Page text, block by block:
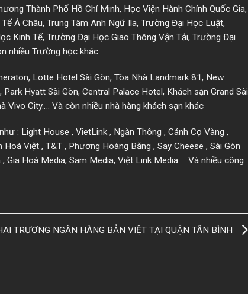
Thành Phố Hồ Chí Minh, Học Viện Hành Chính Quốc Gia,
Á Châu, Trung Tâm Anh Ngữ Ila, Trường Đại Học Luật,
Kinh Tế, Trường Đại Học Giao Thông Vận Tải, Trường Đại
nhiều Trường học khác.
Lotte Hotel Sài Gòn, Tòa Nhà Landmark 81, New
Hyatt Sài Gòn, Central Palace Hotel, Khách sạn Grand Sài
Vivo City…. Và còn nhiều nhà hàng khách sạn khác
: Light House , VietLink , Ngàn Thông , Cánh Cọ Vàng ,
Việt , T&T , Phương Hoàng Băng , Say Cheese , Sài Gòn
Gia Hoà Media, Sam Media, Việt Link Media…. Và nhiều công
TRƯƠNG NGÂN HÀNG BẢN VIỆT TẠI QUẬN TÂN BÌNH